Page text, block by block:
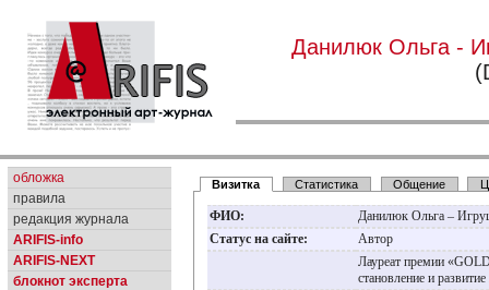
Данилюк Ольга -
обложка
правила
редакция журнала
ARIFIS-info
ARIFIS-NEXT
блокнот эксперта
Визитка Статистика Общение
ФИО:
Данилюк Ольга –
Статус на сайте:
Автор
Лауреат премии
становление и